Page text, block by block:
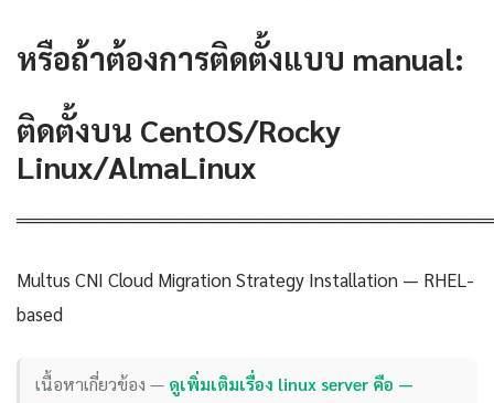
หรือถ้าต้องการติดตั้งแบบ manual:
ติดตั้งบน CentOS/Rocky
Linux/AlmaLinux
Multus CNI Cloud Migration Strategy Installation — RHEL-
based
เนื้อหาเกี่ยวข้อง — ดูเพิ่มเติมเรื่อง linux server คือ —